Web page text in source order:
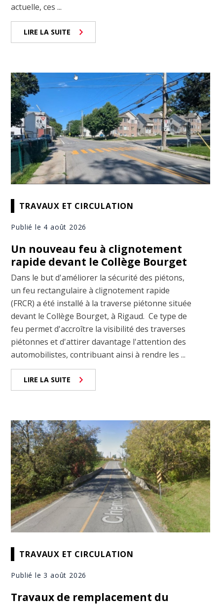
actuelle, ces ...
LIRE LA SUITE
TRAVAUX ET CIRCULATION
Publié le 4 août 2026
Un nouveau feu à clignotement
rapide devant le Collège Bourget
Dans le but d'améliorer la sécurité des piétons,
un feu rectangulaire à clignotement rapide
(FRCR) a été installé à la traverse piétonne située
devant le Collège Bourget, à Rigaud. Ce type de
feu permet d'accroître la visibilité des traverses
piétonnes et d'attirer davantage l'attention des
automobilistes, contribuant ainsi à rendre les ...
LIRE LA SUITE
TRAVAUX ET CIRCULATION
Publié le 3 août 2026
Travaux de remplacement du